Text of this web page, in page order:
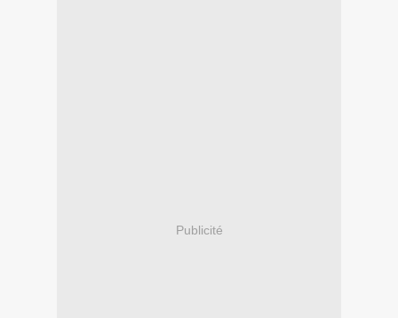
Publicité